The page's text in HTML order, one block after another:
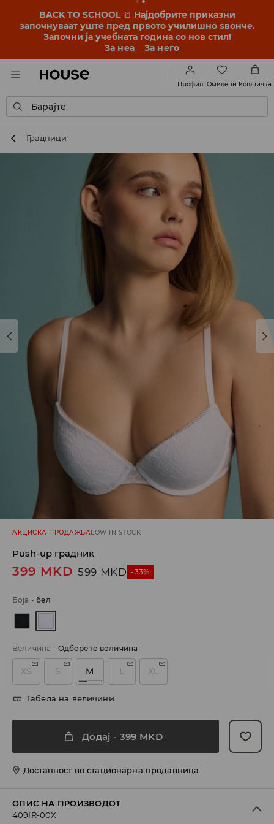
BACK TO SCHOOL 📒 Најдобрите приказни
започнуваат уште пред првото училишно ѕвонче.
Започни ја учебната година со нов стил!
За неа
За него
Профил Омилени Кошничка
Барајте
Градници
АКЦИСКА ПРОДАЖБАLOW IN STOCK
Push-up градник
399 MKD 599 MKD -33%
Боја -бел
Величина - Одберете величина
XS S M L XL
Табела на величини
Додај - 399 MKD
Достапност во стационарна продавница
ОПИС НА ПРОИЗВОДОТ
409IR-00X